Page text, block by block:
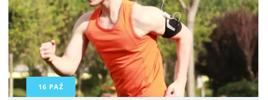
16 PAŹ